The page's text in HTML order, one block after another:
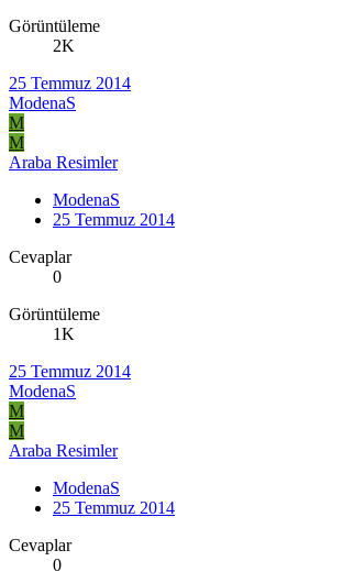
Görüntüleme
2K
25 Temmuz 2014
ModenaS
M
M
Araba Resimler
ModenaS
25 Temmuz 2014
Cevaplar
0
Görüntüleme
1K
25 Temmuz 2014
ModenaS
M
M
Araba Resimler
ModenaS
25 Temmuz 2014
Cevaplar
0